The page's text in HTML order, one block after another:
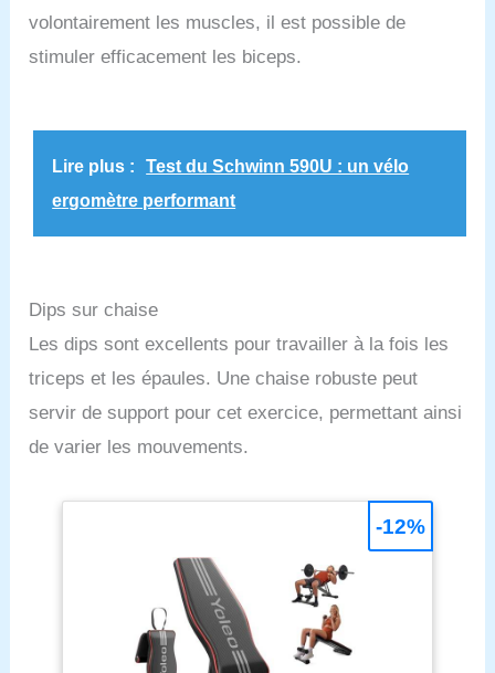
volontairement les muscles, il est possible de
stimuler efficacement les biceps.
Lire plus :
Test du Schwinn 590U : un vélo
ergomètre performant
Dips sur chaise
Les dips sont excellents pour travailler à la fois les
triceps et les épaules. Une chaise robuste peut
servir de support pour cet exercice, permettant ainsi
de varier les mouvements.
-12%